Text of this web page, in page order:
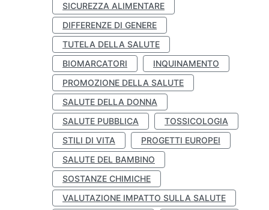
SICUREZZA ALIMENTARE
DIFFERENZE DI GENERE
TUTELA DELLA SALUTE
BIOMARCATORI
INQUINAMENTO
PROMOZIONE DELLA SALUTE
SALUTE DELLA DONNA
SALUTE PUBBLICA
TOSSICOLOGIA
STILI DI VITA
PROGETTI EUROPEI
SALUTE DEL BAMBINO
SOSTANZE CHIMICHE
VALUTAZIONE IMPATTO SULLA SALUTE